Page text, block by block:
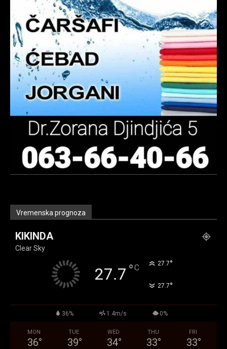
Vremenska prognoza
KIKINDA
Clear Sky
27.7 °C 27.7°
27.7°
36% 1.4m/s 0%
MON
36°
TUE
39°
WED
34°
THU
33°
FRI
33°